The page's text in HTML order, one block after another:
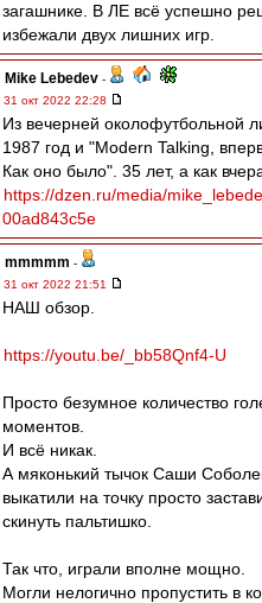
загашнике. В ЛЕ всё успешно
избежали двух лишних игр.
Mike Lebedev -
31 окт 2022 22:28
Из вечерней околофутбольной
1987 год и "Modern Talking,
Как оно было". 35 лет, а как
https://dzen.ru/media/
00ad843c5e
mmmmm -
31 окт 2022 21:51
НАШ обзор.
https://youtu.be/_bb58Qnf4-U
Просто безумное количество
моментов.
И всё никак.
А мяконький тычок Саши
выкатили на точку просто
скинуть пальтишко.
Так что, играли вполне мощно.
Могли нелогично пропустить в